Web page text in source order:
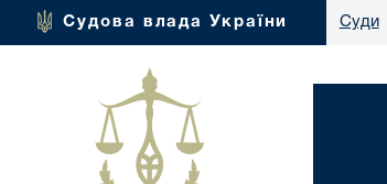
Судова влада України Суди